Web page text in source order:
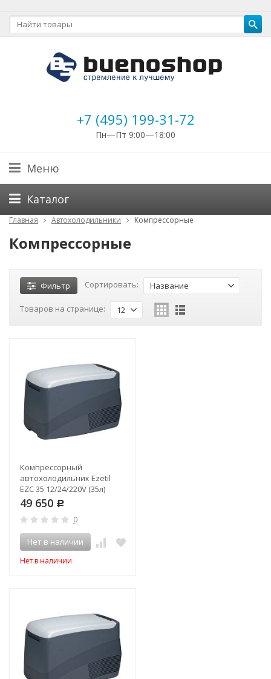
+7 (495) 199-31-72
Пн—Пт 9:00—18:00
Меню
Каталог
Главная Автохолодильники Компрессорные
Компрессорные
Фильтр Сортировать: Название
Товаров на странице: 12
Компрессорный
автохолодильник Ezetil
EZC 35 12/24/220V (35л)
49 650 Р
0
Нет в наличии
Нет в наличии